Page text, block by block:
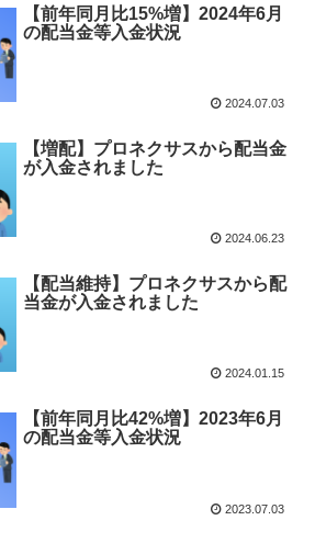
【前年同月比15%増】2024年6月
の配当金等入金状況
2024.07.03
【増配】プロネクサスから配当金
が入金されました
2024.06.23
【配当維持】プロネクサスから配
当金が入金されました
2024.01.15
【前年同月比42%増】2023年6月
の配当金等入金状況
2023.07.03